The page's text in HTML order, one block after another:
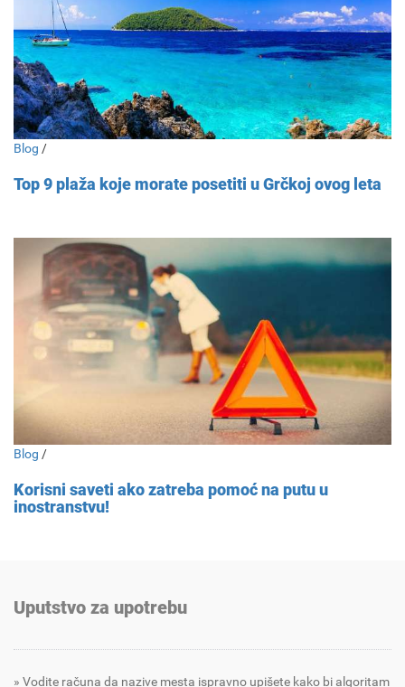
Blog /
Top 9 plaža koje morate posetiti u Grčkoj ovog leta
Blog /
Korisni saveti ako zatreba pomoć na putu u
inostranstvu!
Uputstvo za upotrebu
Vodite računa da nazive mesta ispravno upišete kako bi algoritam